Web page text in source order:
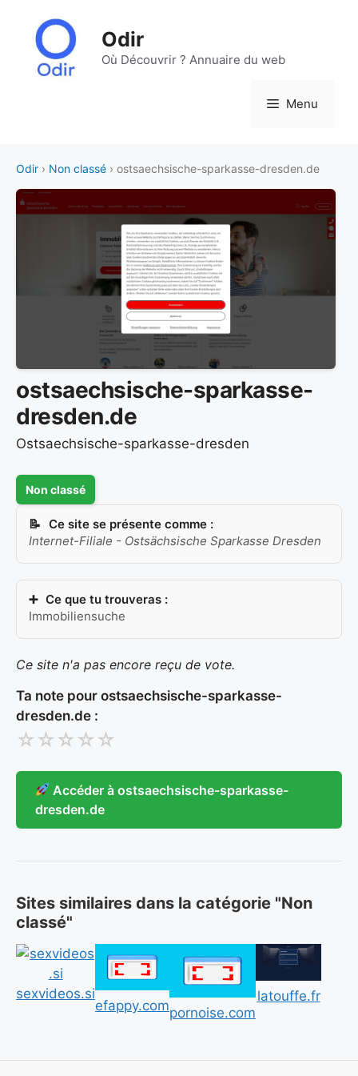
contenu
Odir
Où Découvrir ? Annuaire du web
Menu
Odir › Non classé › ostsaechsische-sparkasse-dresden.de
ostsaechsische-sparkasse-
dresden.de
Ostsaechsische-sparkasse-dresden
Non classé
Ce site se présente comme :
Internet-Filiale - Ostsächsische Sparkasse Dresden
Ce que tu trouveras :
Immobiliensuche
Ce site n'a pas encore reçu de vote.
Ta note pour ostsaechsische-sparkasse-
dresden.de :
☆ ☆ ☆ ☆ ☆
Accéder à ostsaechsische-sparkasse-
dresden.de
Sites similaires dans la catégorie "Non
classé"
sexvideos.si
efappy.compornoise.com
latouffe.fr